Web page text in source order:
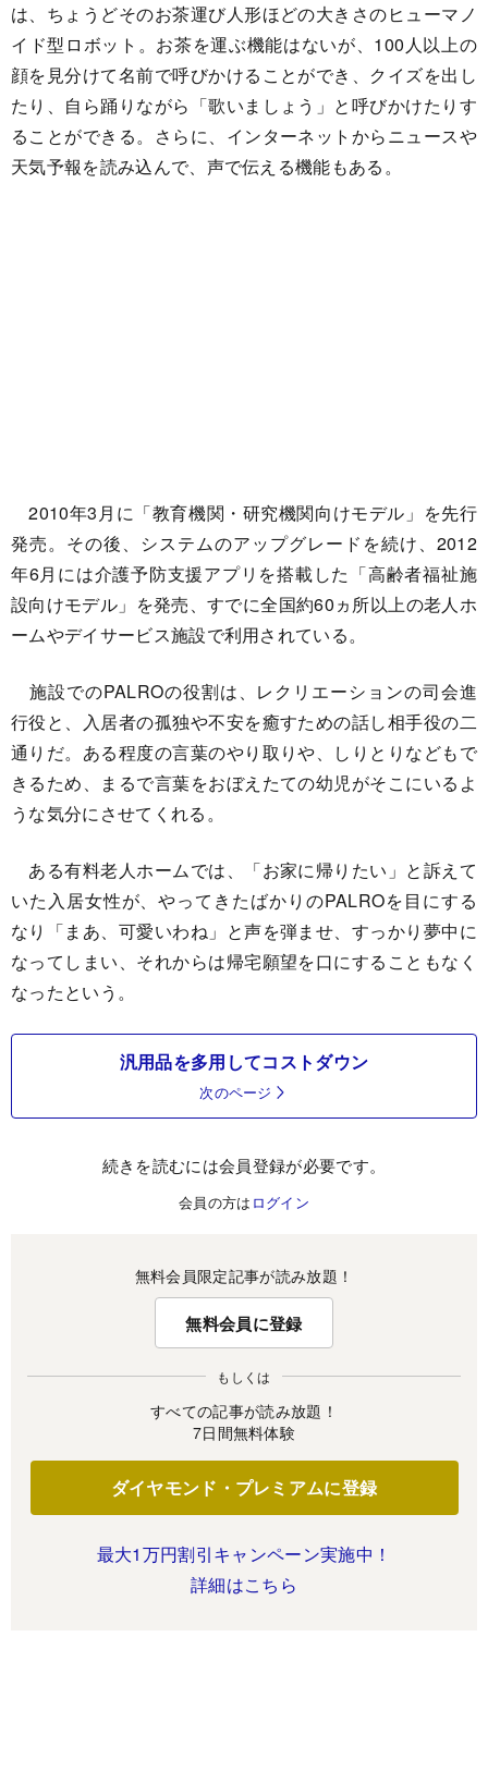
は、ちょうどそのお茶運び人形ほどの大きさのヒューマノ
イド型ロボット。お茶を運ぶ機能はないが、100人以上の
顔を見分けて名前で呼びかけることができ、クイズを出し
たり、自ら踊りながら「歌いましょう」と呼びかけたりす
ることができる。さらに、インターネットからニュースや
天気予報を読み込んで、声で伝える機能もある。
2010年3月に「教育機関・研究機関向けモデル」を先行
発売。その後、システムのアップグレードを続け、2012
年6月には介護予防支援アプリを搭載した「高齢者福祉施
設向けモデル」を発売、すでに全国約60ヵ所以上の老人ホ
ームやデイサービス施設で利用されている。
施設でのPALROの役割は、レクリエーションの司会進
行役と、入居者の孤独や不安を癒すための話し相手役の二
通りだ。ある程度の言葉のやり取りや、しりとりなどもで
きるため、まるで言葉をおぼえたての幼児がそこにいるよ
うな気分にさせてくれる。
ある有料老人ホームでは、「お家に帰りたい」と訴えて
いた入居女性が、やってきたばかりのPALROを目にする
なり「まあ、可愛いわね」と声を弾ませ、すっかり夢中に
なってしまい、それからは帰宅願望を口にすることもなく
なったという。
汎用品を多用してコストダウン
次のページ
続きを読むには会員登録が必要です。
会員の方は ログイン
無料会員限定記事が読み放題！
無料会員に登録
もしくは
すべての記事が読み放題！
7日間無料体験
ダイヤモンド・プレミアムに登録
最大1万円割引キャンペーン実施中！
詳細はこちら